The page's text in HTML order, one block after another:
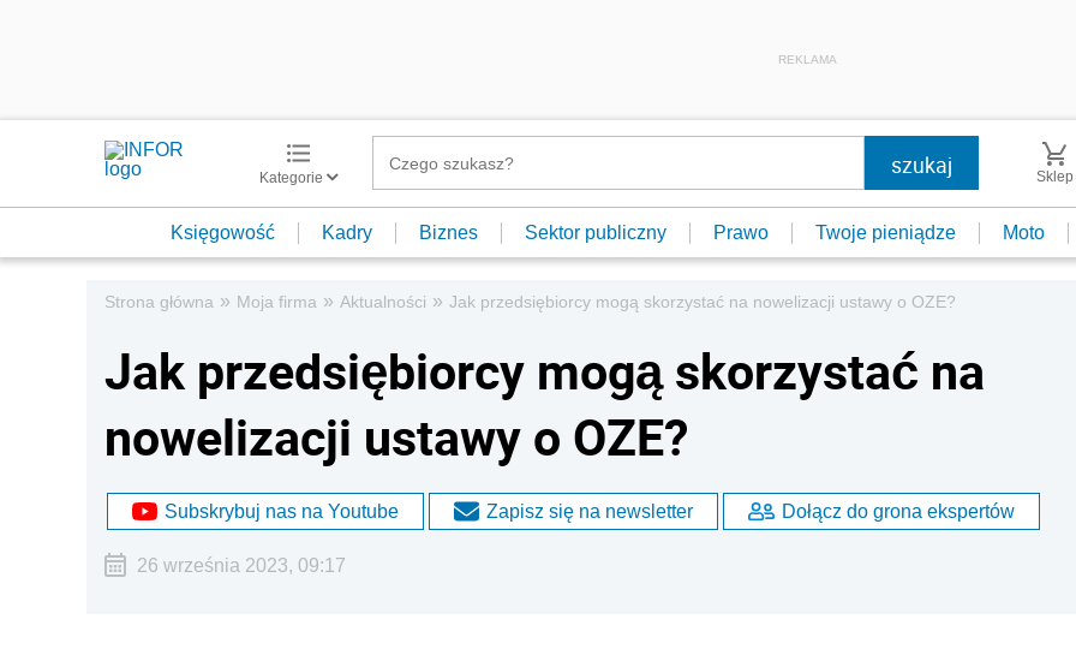
REKLAMA
Kategorie Sklep
Księgowość Kadry Biznes Sektor publiczny Prawo Twoje pieniądze Moto
Strona główna » Moja firma » Aktualności » Jak przedsiębiorcy mogą skorzystać na nowelizacji ustawy o OZE?
Jak przedsiębiorcy mogą skorzystać na
nowelizacji ustawy o OZE?
Subskrybuj nas na Youtube Zapisz się na newsletter Dołącz do grona ekspertów
26 września 2023, 09:17